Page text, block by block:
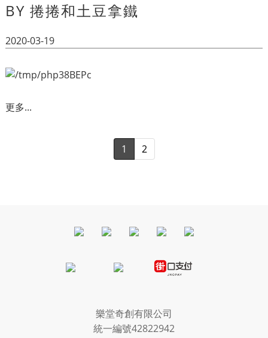
BY 捲捲和土豆拿鐵
2020-03-19
更多...
1 2
樂堂奇創有限公司
統一編號42822942